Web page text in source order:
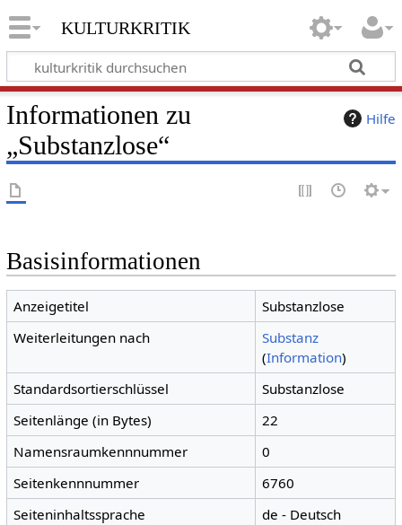
kulturkritik
Hilfe
Informationen zu
„Substanzlose“
Basisinformationen
Anzeigetitel
Substanzlose
Weiterleitungen nach
Substanz
(Information)
Standardsortierschlüssel
Substanzlose
Seitenlänge (in Bytes)
22
Namensraumkennnummer
0
Seitenkennnummer
6760
Seiteninhaltssprache
de - Deutsch